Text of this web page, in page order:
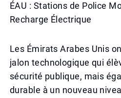
ÉAU : Stations de Police
Recharge Électrique
Les Émirats Arabes Unis
jalon technologique qui
sécurité publique, mais
durable à un nouveau